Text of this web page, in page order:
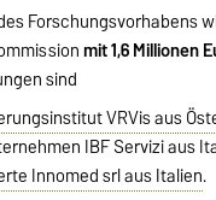
Forschungsvorhabens
mit 1,6 Millionen
sind
VRVis aus
IBF Servizi aus
Innomed srl aus Italien.